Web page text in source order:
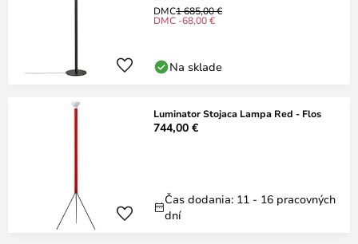
DMC1 685,00 €
DMC -68,00 €
Na sklade
Luminator Stojaca Lampa Red - Flos
744,00 €
Čas dodania: 11 - 16 pracovných
dní